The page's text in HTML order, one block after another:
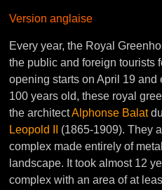
Version anglaise
Every year, the Royal
the public and foreign tourists
opening starts on April 19 and
100 years old, these royal
the architectAlphonse Balat
Leopold II
(1865-1909). They
complex made entirely of
landscape. It took almost 12
complex with an area of at